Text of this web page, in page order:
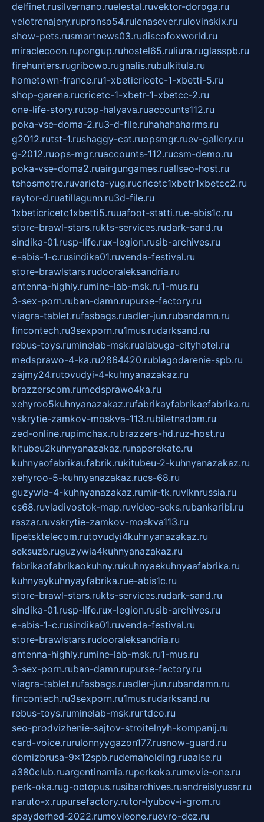
delfinet.rusilvernano.ruelestal.ruvektor-doroga.ru
velotrenajery.rupronso54.rulenasever.rulovinskix.ru
show-pets.rusmartnews03.rudiscofoxworld.ru
miraclecoon.rupongup.ruhostel65.ruliura.ruglasspb.ru
firehunters.rugribowo.rugnalis.rubulkitula.ru
hometown-france.ru1-xbeticricetc-1-xbetti-5.ru
shop-garena.rucricetc-1-xbetr-1-xbetcc-2.ru
one-life-story.rutop-halyava.ruaccounts112.ru
poka-vse-doma-2.ru3-d-file.ruhahahaharms.ru
g2012.rutst-1.rushaggy-cat.ruopsmgr.ruev-gallery.ru
g-2012.ruops-mgr.ruaccounts-112.rucsm-demo.ru
poka-vse-doma2.ruairgungames.ruallseo-host.ru
tehosmotre.ruvarieta-yug.rucricetc1xbetr1xbetcc2.ru
raytor-d.ruatillagunn.ru3d-file.ru
1xbeticricetc1xbetti5.ruuafoot-statti.rue-abis1c.ru
store-brawl-stars.rukts-services.rudark-sand.ru
sindika-01.rusp-life.rux-legion.rusib-archives.ru
e-abis-1-c.rusindika01.ruvenda-festival.ru
store-brawlstars.rudooraleksandria.ru
antenna-highly.rumine-lab-msk.ru1-mus.ru
3-sex-porn.ruban-damn.rupurse-factory.ru
viagra-tablet.rufasbags.ruadler-jun.rubandamn.ru
fincontech.ru3sexporn.ru1mus.rudarksand.ru
rebus-toys.ruminelab-msk.rualabuga-cityhotel.ru
medsprawo-4-ka.ru2864420.rublagodarenie-spb.ru
zajmy24.rutovudyi-4-kuhnyanazakaz.ru
brazzerscom.rumedsprawo4ka.ru
xehyroo5kuhnyanazakaz.rufabrikayfabrikaefabrika.ru
vskrytie-zamkov-moskva-113.rubiletnadom.ru
zed-online.rupimchax.rubrazzers-hd.ruz-host.ru
kitubeu2kuhnyanazakaz.runaperekate.ru
kuhnyaofabrikaufabrik.rukitubeu-2-kuhnyanazakaz.ru
xehyroo-5-kuhnyanazakaz.rucs-68.ru
guzywia-4-kuhnyanazakaz.rumir-tk.ruvlknrussia.ru
cs68.ruvladivostok-map.ruvideo-seks.rubankaribi.ru
raszar.ruvskrytie-zamkov-moskva113.ru
lipetsktelecom.rutovudyi4kuhnyanazakaz.ru
seksuzb.ruguzywia4kuhnyanazakaz.ru
fabrikaofabrikaokuhny.rukuhnyaekuhnyaafabrika.ru
kuhnyaykuhnyayfabrika.rue-abis1c.ru
store-brawl-stars.rukts-services.rudark-sand.ru
sindika-01.rusp-life.rux-legion.rusib-archives.ru
e-abis-1-c.rusindika01.ruvenda-festival.ru
store-brawlstars.rudooraleksandria.ru
antenna-highly.rumine-lab-msk.ru1-mus.ru
3-sex-porn.ruban-damn.rupurse-factory.ru
viagra-tablet.rufasbags.ruadler-jun.rubandamn.ru
fincontech.ru3sexporn.ru1mus.rudarksand.ru
rebus-toys.ruminelab-msk.rurtdco.ru
seo-prodvizhenie-sajtov-stroitelnyh-kompanij.ru
card-voice.rurulonnyygazon177.rusnow-guard.ru
domizbrusa-9x12spb.rudemaholding.ruaalse.ru
a380club.ruargentinamia.ruperkoka.rumovie-one.ru
perk-oka.rug-octopus.rusibarchives.ruandreislyusar.ru
naruto-x.rupursefactory.rutor-lyubov-i-grom.ru
spayderhed-2022.rumovieone.ruevro-dez.ru